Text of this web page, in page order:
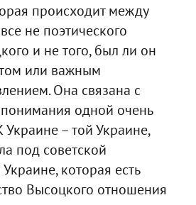
происходит между
не поэтического
и не того, был ли он
или важным
Она связана с
одной очень
Украине – той Украине,
под советской
которая есть
Высоцкого отношения